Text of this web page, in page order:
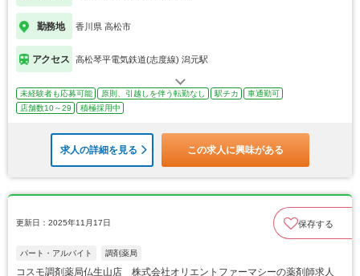
勤務地 香川県 高松市
アクセス 高松琴平電気鉄道(志度線) 潟元駅
未経験者も応募可能 原則、引越しを伴う転勤なし 駅チカ
車通勤可
店舗数10～29
積極採用中
求人の詳細を見る この求人に興味がある
更新日：2025年11月17日 保存する
パート・アルバイト 調剤薬局
コスモ調剤薬局仏生山店 株式会社オリエントファーマシーの薬剤師求人